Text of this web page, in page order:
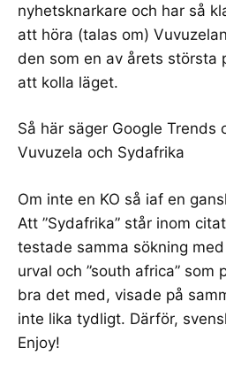
nyhetsknarkare och har så
att höra (talas om) Vuvuzelan
den som en av årets största
att kolla läget.
Så här säger Google Trends
Vuvuzela och Sydafrika
Om inte en KO så iaf en
Att ”Sydafrika” står inom
testade samma sökning
urval och ”south africa” som
bra det med, visade på
inte lika tydligt. Därför,
Enjoy!